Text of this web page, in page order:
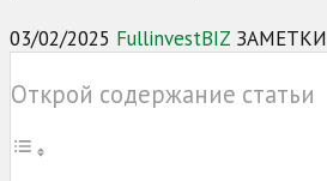
03/02/2025 FullinvestBIZ ЗАМЕТКИ
Открой содержание статьи